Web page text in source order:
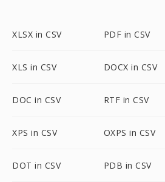
XLSX in CSV PDF in CSV
XLS in CSV DOCX in CSV
DOC in CSV RTF in CSV
XPS in CSV OXPS in CSV
DOT in CSV PDB in CSV